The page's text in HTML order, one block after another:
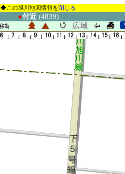
◆この旭川地図情報を閉じる
●付近(4839)